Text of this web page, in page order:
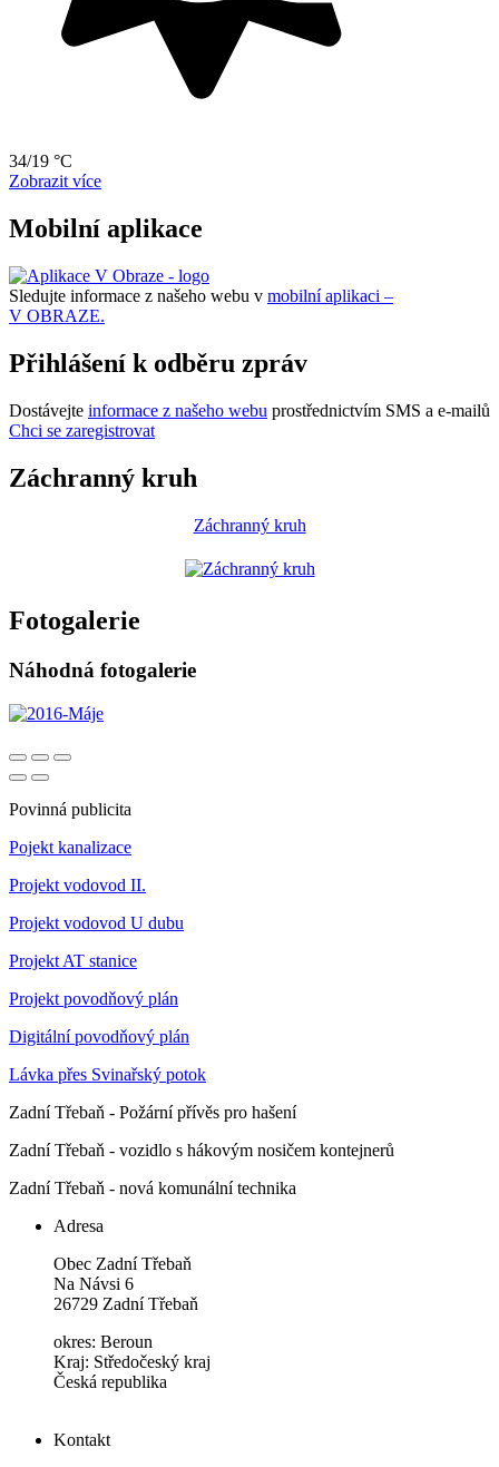
34/19 °C
Zobrazit více
Mobilní aplikace
Sledujte informace z našeho webu v mobilní aplikaci –
V OBRAZE.
Přihlášení k odběru zpráv
Dostávejte informace z našeho webu prostřednictvím SMS a e-mailů
Chci se zaregistrovat
Záchranný kruh
Záchranný kruh
Fotogalerie
Náhodná fotogalerie
Povinná publicita
Pojekt kanalizace
Projekt vodovod II.
Projekt vodovod U dubu
Projekt AT stanice
Projekt povodňový plán
Digitální povodňový plán
Lávka přes Svinařský potok
Zadní Třebaň - Požární přívěs pro hašení
Zadní Třebaň - vozidlo s hákovým nosičem kontejnerů
Zadní Třebaň - nová komunální technika
Adresa
Obec Zadní Třebaň
Na Návsi 6
26729 Zadní Třebaň
okres: Beroun
Kraj: Středočeský kraj
Česká republika
Kontakt